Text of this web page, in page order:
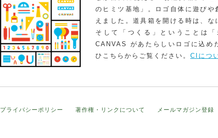
のヒミツ基地」。ロゴ自体に遊び
えました。道具箱を開ける時は、
そして「つくる」ということは
CANVAS があたらしいロゴに込め
ひこちらからご覧ください。 CIにつ
プライバシーポリシー 著作権・リンクについて メールマガジン登録